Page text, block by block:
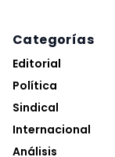
Categorías
Editorial
Política
Sindical
Internacional
Análisis